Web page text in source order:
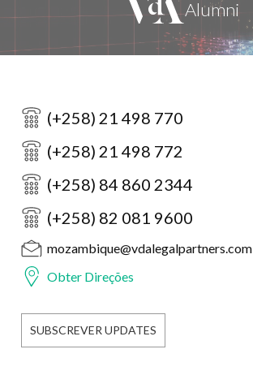
(+258) 21 498 770
(+258) 21 498 772
(+258) 84 860 2344
(+258) 82 081 9600
mozambique@vdalegalpartners.com
Obter Direções
SUBSCREVER UPDATES